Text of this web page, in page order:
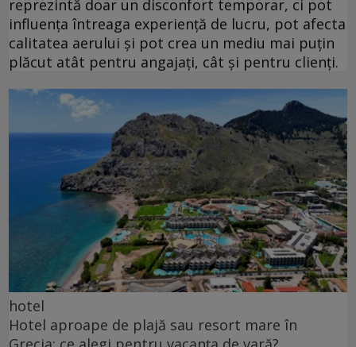
reprezintă doar un disconfort temporar, ci pot
influența întreaga experiență de lucru, pot afecta
calitatea aerului și pot crea un mediu mai puțin
plăcut atât pentru angajați, cât și pentru clienți.
hotel
Hotel aproape de plajă sau resort mare în